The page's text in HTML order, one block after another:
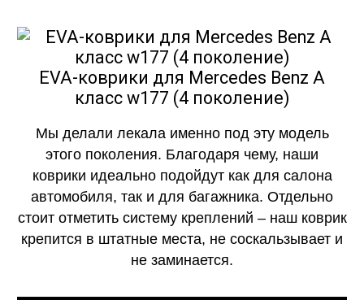
EVA-коврики для Mercedes Benz A
класс w177 (4 поколение)
Мы делали лекала именно под эту модель
этого поколения. Благодаря чему, наши
коврики идеально подойдут как для салона
автомобиля, так и для багажника. Отдельно
стоит отметить систему креплений – наш коврик
крепится в штатные места, не соскальзывает и
не заминается.